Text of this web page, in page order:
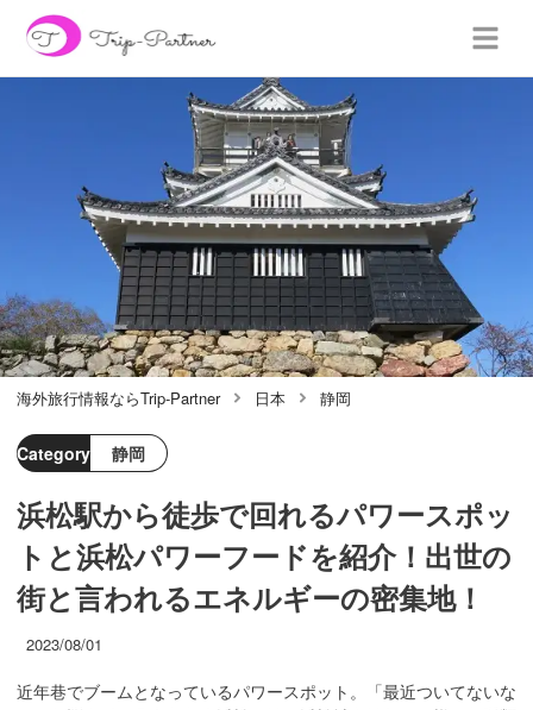
海外旅行情報ならTrip-Partner 日本 静岡
Category 静岡
浜松駅から徒歩で回れるパワースポッ
トと浜松パワーフードを紹介！出世の
街と言われるエネルギーの密集地！
2023/08/01
近年巷でブームとなっているパワースポット。「最近ついてないな